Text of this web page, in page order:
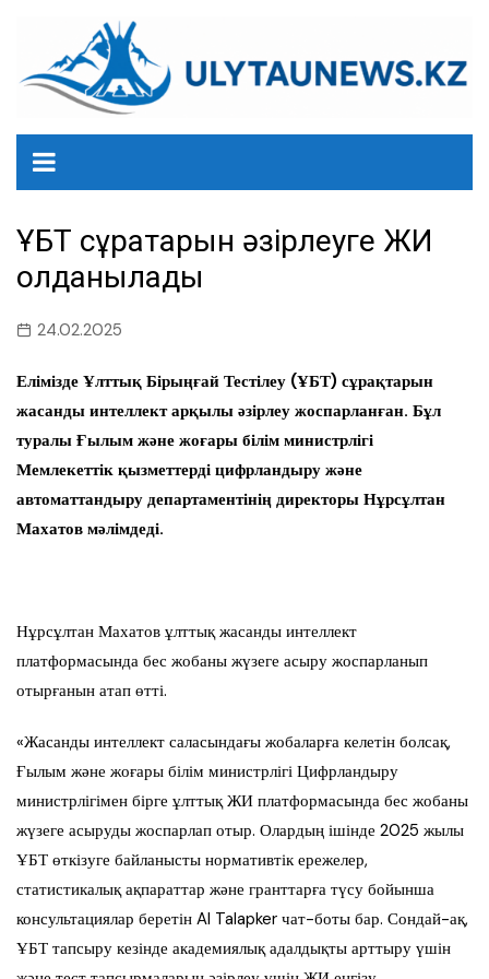
содержанию
ҰБТ сұрақтарын әзірлеуге ЖИ
қолданылады
24.02.2025
Елімізде Ұлттық Бірыңғай Тестілеу (ҰБТ) сұрақтарын
жасанды интеллект арқылы әзірлеу жоспарланған. Бұл
туралы Ғылым және жоғары білім министрлігі
Мемлекеттік қызметтерді цифрландыру және
автоматтандыру департаментінің директоры Нұрсұлтан
Махатов мәлімдеді.
Нұрсұлтан Махатов ұлттық жасанды интеллект
платформасында бес жобаны жүзеге асыру жоспарланып
отырғанын атап өтті.
«Жасанды интеллект саласындағы жобаларға келетін болсақ,
Ғылым және жоғары білім министрлігі Цифрландыру
министрлігімен бірге ұлттық ЖИ платформасында бес жобаны
жүзеге асыруды жоспарлап отыр. Олардың ішінде 2025 жылы
ҰБТ өткізуге байланысты нормативтік ережелер,
статистикалық ақпараттар және гранттарға түсу бойынша
консультациялар беретін AI Talapker чат-боты бар. Сондай-ақ,
ҰБТ тапсыру кезінде академиялық адалдықты арттыру үшін